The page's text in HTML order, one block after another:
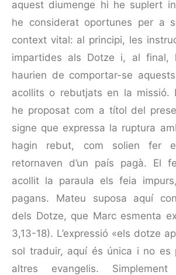
aquest diumenge hi he suplert
he considerat oportunes per a
context vital: al principi, les
impartides als Dotze i, al final,
haurien de comportar-se
acollits o rebutjats en la missió.
he proposat com a títol del
signe que expressa la ruptura
hagin rebut, com solien fer
retornaven d’un país pagà. El
acollit la paraula els feia
pagans. Mateu suposa aquí
dels Dotze, que Marc esmenta
3,13-18). L’expressió «els dotze
sol traduir, aquí és única i no es
altres evangelis.